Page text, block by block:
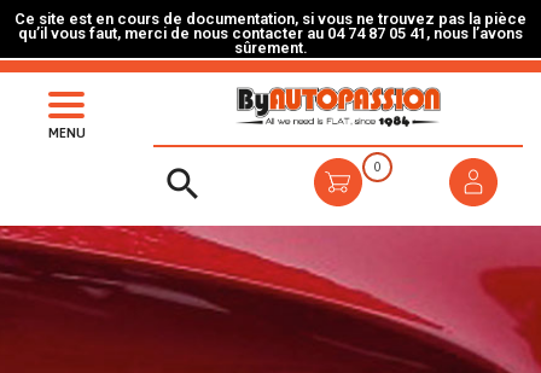
Ce site est en cours de documentation, si vous ne trouvez pas la pièce
qu’il vous faut, merci de nous contacter au 04 74 87 05 41, nous l’avons
sûrement.
MENU
 0